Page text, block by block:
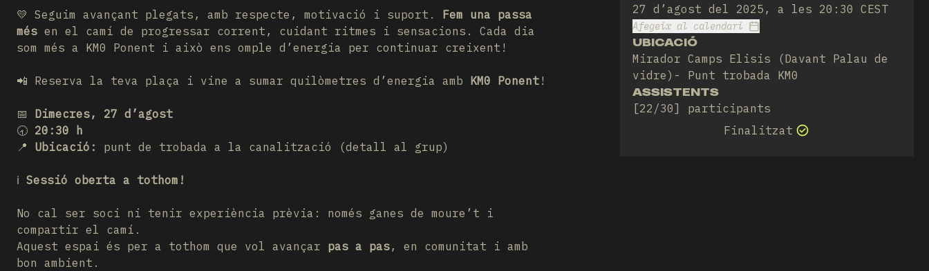
💛 Seguim avançant plegats, amb respecte, motivació i suport. Fem una passa
més en el camí de progressar corrent, cuidant ritmes i sensacions. Cada dia
som més a KM0 Ponent i això ens omple d’energia per continuar creixent!
📲 Reserva la teva plaça i vine a sumar quilòmetres d’energia amb KM0 Ponent !
📅 Dimecres, 27 d’agost
🕣 20:30 h
📍 Ubicació: punt de trobada a la canalització (detall al grup)
ℹ️ Sessió oberta a tothom!
No cal ser soci ni tenir experiència prèvia: només ganes de moure’t i
compartir el camí.
Aquest espai és per a tothom que vol avançar pas a pas, en comunitat i amb
bon ambient.
27 d’agost del 2025, a les 20:30 CEST
Afegeix al calendari
UBICACIÓ
Mirador Camps Elisis (Davant Palau de
vidre)- Punt trobada KM0
ASSISTENTS
[22/30] participants
Finalitzat